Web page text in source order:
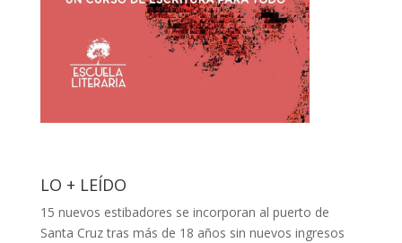
LO + LEÍDO
15 nuevos estibadores se incorporan al puerto de
Santa Cruz tras más de 18 años sin nuevos ingresos